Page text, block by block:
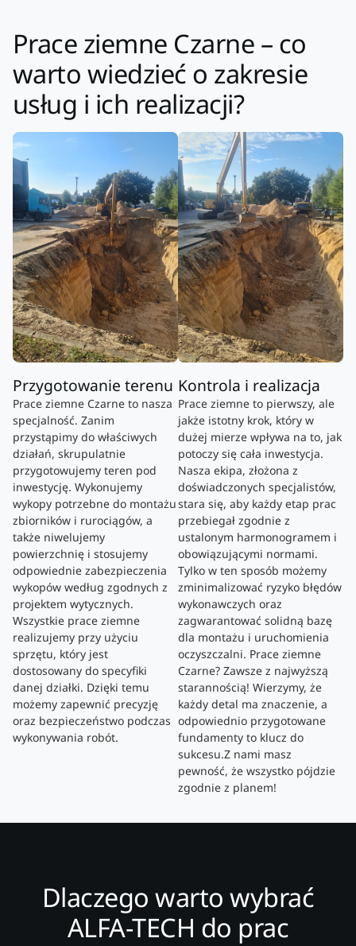
Prace ziemne Czarne – co
warto wiedzieć o zakresie
usług i ich realizacji?
Przygotowanie terenu
Prace ziemne Czarne to nasza
specjalność. Zanim
przystąpimy do właściwych
działań, skrupulatnie
przygotowujemy teren pod
inwestycję. Wykonujemy
wykopy potrzebne do montażu
zbiorników i rurociągów, a
także niwelujemy
powierzchnię i stosujemy
odpowiednie zabezpieczenia
wykopów według zgodnych z
projektem wytycznych.
Wszystkie prace ziemne
realizujemy przy użyciu
sprzętu, który jest
dostosowany do specyfiki
danej działki. Dzięki temu
możemy zapewnić precyzję
oraz bezpieczeństwo podczas
wykonywania robót.
Kontrola i realizacja
Prace ziemne to pierwszy, ale
jakże istotny krok, który w
dużej mierze wpływa na to, jak
potoczy się cała inwestycja.
Nasza ekipa, złożona z
doświadczonych specjalistów,
stara się, aby każdy etap prac
przebiegał zgodnie z
ustalonym harmonogramem i
obowiązującymi normami.
Tylko w ten sposób możemy
zminimalizować ryzyko błędów
wykonawczych oraz
zagwarantować solidną bazę
dla montażu i uruchomienia
oczyszczalni. Prace ziemne
Czarne? Zawsze z najwyższą
starannością! Wierzymy, że
każdy detal ma znaczenie, a
odpowiednio przygotowane
fundamenty to klucz do
sukcesu.Z nami masz
pewność, że wszystko pójdzie
zgodnie z planem!
Dlaczego warto wybrać
ALFA-TECH do prac